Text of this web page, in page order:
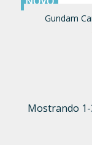
Gundam
Mostrando